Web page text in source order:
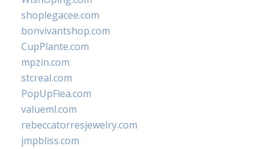
shoplegacee.com
bonvivantshop.com
CupPlante.com
mpzin.com
stcreal.com
PopUpFlea.com
valueml.com
rebeccatorresjewelry.com
jmpbliss.com